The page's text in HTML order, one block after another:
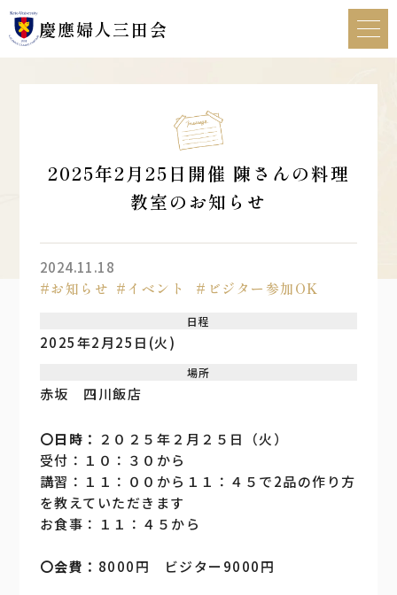
慶應婦人三田会
HOME
慶應婦人三田会について
行事・活動記録
体験・見学
お問い合わせ
よくあるご質問
会員募集
2025年2月25日開催 陳さんの料理
教室のお知らせ
2024.11.18
お知らせ
イベント ビジター参加OK
日程
2025年2月25日(火)
場所
赤坂 四川飯店
〇日時： ２０２５年２月２５日（火）
受付：１０：３０から
講習：１１：００から１１：４５で2品の作り方
を教えていただきます
お食事：１１：４５から
〇会費： 8000円 ビジター9000円